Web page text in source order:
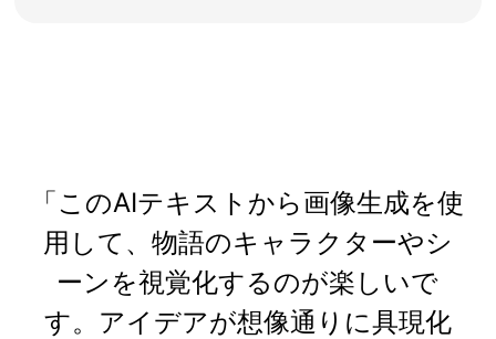
「このAIテキストから画像生成を使
用して、物語のキャラクターやシ
ーンを視覚化するのが楽しいで
す。アイデアが想像通りに具現化